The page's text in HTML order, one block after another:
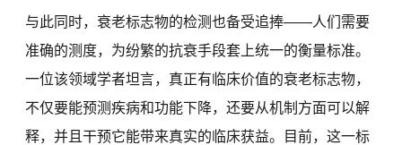
与此同时，衰老标志物的检测也备受追捧——人们需要
准确的测度，为纷繁的抗衰手段套上统一的衡量标准。
一位该领域学者坦言，真正有临床价值的衰老标志物，
不仅要能预测疾病和功能下降，还要从机制方面可以解
释，并且干预它能带来真实的临床获益。目前，这一标